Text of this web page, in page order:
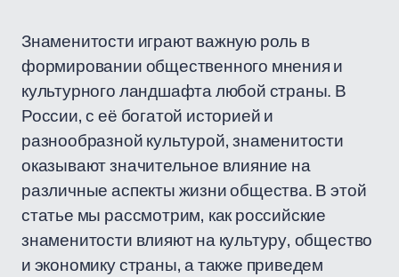
Знаменитости играют важную роль в
формировании общественного мнения и
культурного ландшафта любой страны. В
России, с её богатой историей и
разнообразной культурой, знаменитости
оказывают значительное влияние на
различные аспекты жизни общества. В этой
статье мы рассмотрим, как российские
знаменитости влияют на культуру, общество
и экономику страны, а также приведем